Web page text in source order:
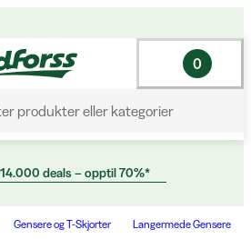
produkter eller kategorier
0
deals – opptil 70%*
Gensere og T-Skjorter Langermede Gensere